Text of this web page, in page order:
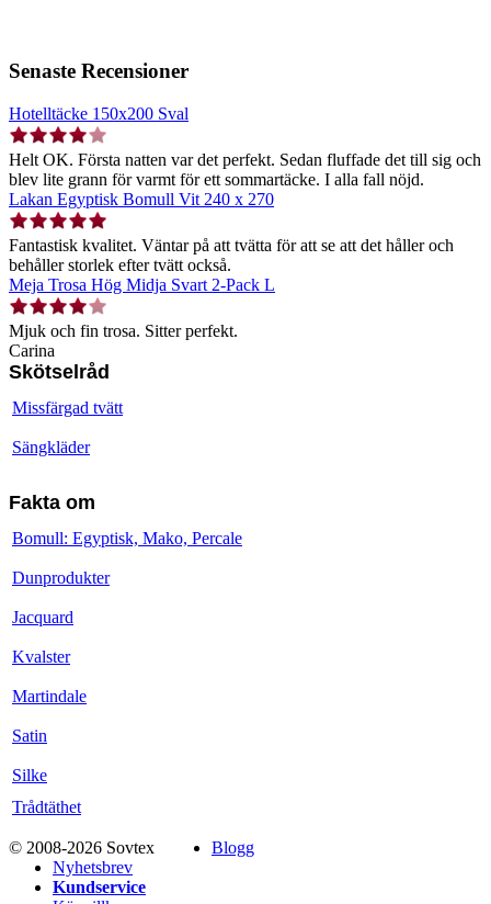
Senaste Recensioner
Hotelltäcke 150x200 Sval
Helt OK. Första natten var det perfekt. Sedan fluffade det till sig och
blev lite grann för varmt för ett sommartäcke. I alla fall nöjd.
Lakan Egyptisk Bomull Vit 240 x 270
Fantastisk kvalitet. Väntar på att tvätta för att se att det håller och
behåller storlek efter tvätt också.
Meja Trosa Hög Midja Svart 2-Pack L
Mjuk och fin trosa. Sitter perfekt.
Carina
Skötselråd
Missfärgad tvätt
Sängkläder
Fakta om
Bomull: Egyptisk, Mako, Percale
Dunprodukter
Jacquard
Kvalster
Martindale
Satin
Silke
Trådtäthet
© 2008-2026 Sovtex
Blogg
Nyhetsbrev
Kundservice